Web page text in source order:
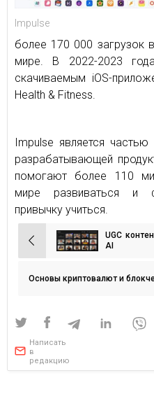
Impulse
более 170 000 загрузок
мире. В 2022-2023
скачиваемым iOS-
Health & Fitness.
Impulse является
разрабатывающей
помогают более 110
мире развиваться и
привычку учиться.
Навигация
по
записям
UGC
AI
Основы криптовалют и
Написать
в
редакцию